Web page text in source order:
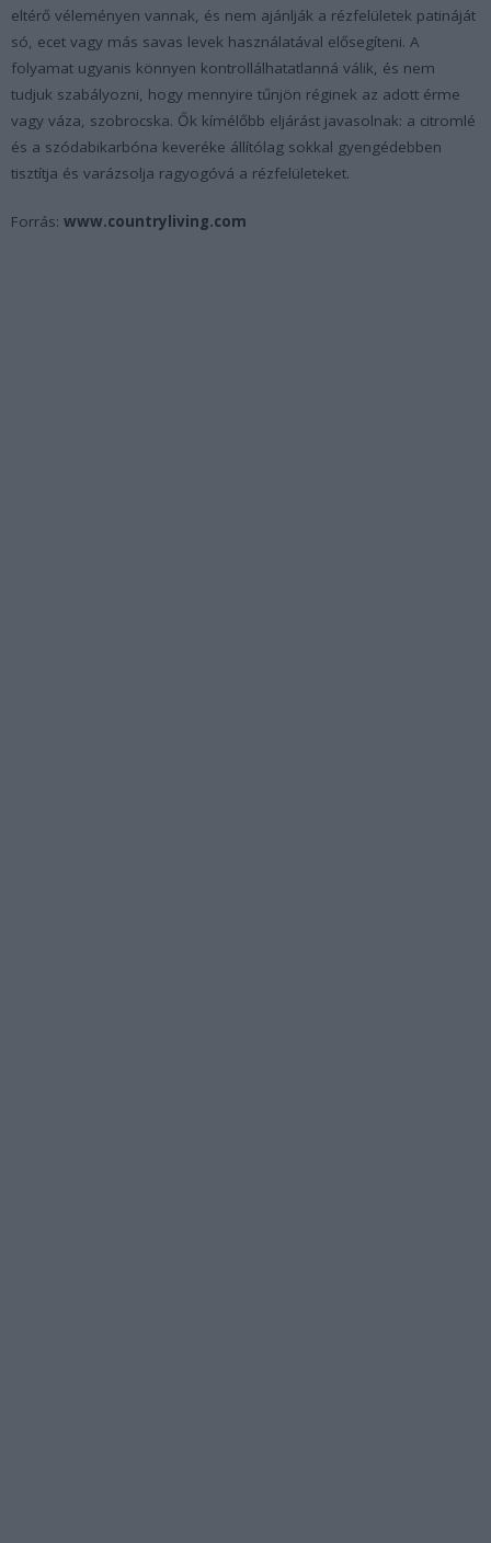
eltérő véleményen vannak, és nem ajánlják a rézfelületek patináját
só, ecet vagy más savas levek használatával elősegíteni. A
folyamat ugyanis könnyen kontrollálhatatlanná válik, és nem
tudjuk szabályozni, hogy mennyire tűnjön réginek az adott érme
vagy váza, szobrocska. Ők kímélőbb eljárást javasolnak: a citromlé
és a szódabikarbóna keveréke állítólag sokkal gyengédebben
tisztítja és varázsolja ragyogóvá a rézfelületeket.
Forrás: www.countryliving.com